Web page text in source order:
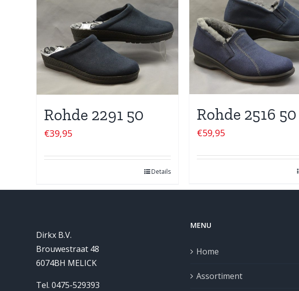
Rohde 2291 50
€39,95
Details
Rohde 2516 50
€59,95
Dirkx B.V.
Brouwestraat 48
6074BH MELICK
Tel. 0475-529393
MENU
Home
Assortiment